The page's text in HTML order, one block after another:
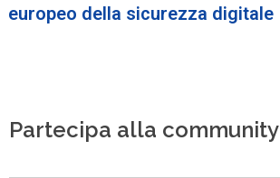
europeo della sicurezza digitale
Partecipa alla community